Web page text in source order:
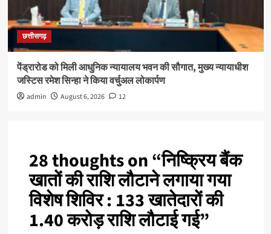
छत्तीसगढ़
पेंड्रारोड को मिली आधुनिक न्यायालय भवन की सौगात, मुख्य न्यायाधीश
जस्टिस रमेश सिन्हा ने किया वर्चुअल लोकार्पण
admin August 6, 2026 12
28 thoughts on “निष्क्रिय बैंक
खातों की राशि लौटाने लगाया गया
विशेष शिविर : 133 खातेदारों की
1.40 करोड़ राशि लौटाई गई”